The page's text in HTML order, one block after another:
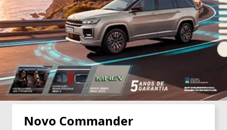
Novo Commander